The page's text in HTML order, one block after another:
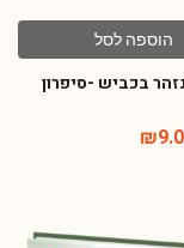
הוספה לסל
בכביש -סיפרון
₪